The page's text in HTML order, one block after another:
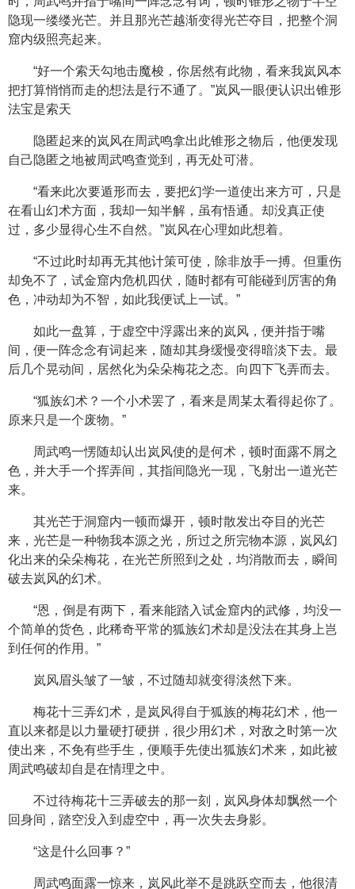
隐现一缕缕光芒。并且那光芒越渐变得光芒夺目，把整个洞
窟内级照亮起来。
“好一个索天勾地击魔梭，你居然有此物，看来我岚风本
把打算悄悄而走的想法是行不通了。”岚风一眼便认识出锥形
法宝是索天
隐匿起来的岚风在周武鸣拿出此锥形之物后，他便发现
自己隐匿之地被周武鸣查觉到，再无处可潜。
“看来此次要遁形而去，要把幻学一道使出来方可，只是
在看山幻术方面，我却一知半解，虽有悟通。却没真正使
过，多少显得心生不自然。”岚风在心理如此想着。
“不过此时却再无其他计策可使，除非放手一搏。但重伤
却免不了，试金窟内危机四伏，随时都有可能碰到厉害的角
色，冲动却为不智，如此我便试上一试。”
如此一盘算，于虚空中浮露出来的岚风，便并指于嘴
间，便一阵念念有词起来，随却其身缓慢变得暗淡下去。最
后几个晃动间，居然化为朵朵梅花之态。向四下飞弄而去。
“狐族幻术？一个小术罢了，看来是周某太看得起你了。
原来只是一个废物。”
周武鸣一愣随却认出岚风使的是何术，顿时面露不屑之
色，并大手一个挥弄间，其指间隐光一现，飞射出一道光芒
来。
其光芒于洞窟内一顿而爆开，顿时散发出夺目的光芒
来，光芒是一种物我本源之光，所过之所完物本源，岚风幻
化出来的朵朵梅花，在光芒所照到之处，均消散而去，瞬间
破去岚风的幻术。
“恩，倒是有两下，看来能踏入试金窟内的武修，均没一
个简单的货色，此稀奇平常的狐族幻术却是没法在其身上岂
到任何的作用。”
岚风眉头皱了一皱，不过随却就变得淡然下来。
梅花十三弄幻术，是岚风得自于狐族的梅花幻术，他一
直以来都是以力量硬打硬拼，很少用幻术，对敌之时第一次
使出来，不免有些手生，便顺手先使出狐族幻术来，如此被
周武鸣破却自是在情理之中。
不过待梅花十三弄破去的那一刻，岚风身体却飘然一个
回身间，踏空没入到虚空中，再一次失去身影。
“这是什么回事？”
周武鸣面露一惊来，岚风此举不是跳跃空而去，他很清